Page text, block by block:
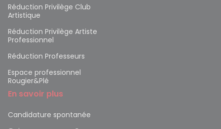
Réduction Privilège Club
Artistique
Réduction Privilège Artiste
Professionnel
Réduction Professeurs
Espace professionnel
Rougier&Plé
En savoir plus
Candidature spontanée